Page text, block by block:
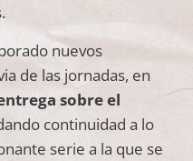
nuevos
de las jornadas, en
sobre el
continuidad a lo
serie a la que se